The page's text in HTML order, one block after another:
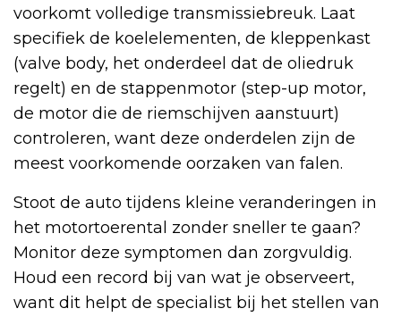
voorkomt volledige transmissiebreuk. Laat
specifiek de koelelementen, de kleppenkast
(valve body, het onderdeel dat de oliedruk
regelt) en de stappenmotor (step-up motor,
de motor die de riemschijven aanstuurt)
controleren, want deze onderdelen zijn de
meest voorkomende oorzaken van falen.
Stoot de auto tijdens kleine veranderingen in
het motortoerental zonder sneller te gaan?
Monitor deze symptomen dan zorgvuldig.
Houd een record bij van wat je observeert,
want dit helpt de specialist bij het stellen van